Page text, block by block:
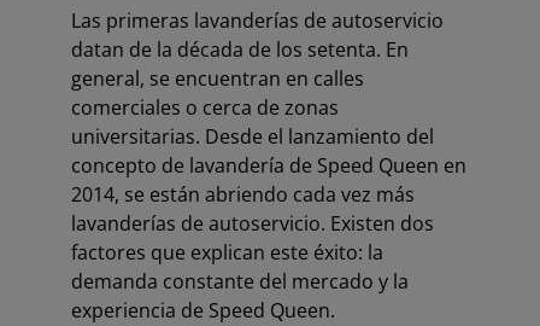
Las primeras lavanderías de autoservicio
datan de la década de los setenta. En
general, se encuentran en calles
comerciales o cerca de zonas
universitarias. Desde el lanzamiento del
concepto de lavandería de Speed Queen en
2014, se están abriendo cada vez más
lavanderías de autoservicio. Existen dos
factores que explican este éxito: la
demanda constante del mercado y la
experiencia de Speed Queen.